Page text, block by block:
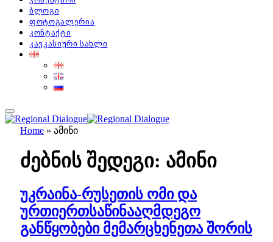
ბლოგი
ფოტოგალერია
კონტაქტი
კავკასიური სახლი
Home » ამინი
ძებნის შედეგი: ამინი
უკრაინა-რუსეთის ომი და
ურთიერთსაწინააღმდეგო
განწყობები მემარცხენეთა შორის